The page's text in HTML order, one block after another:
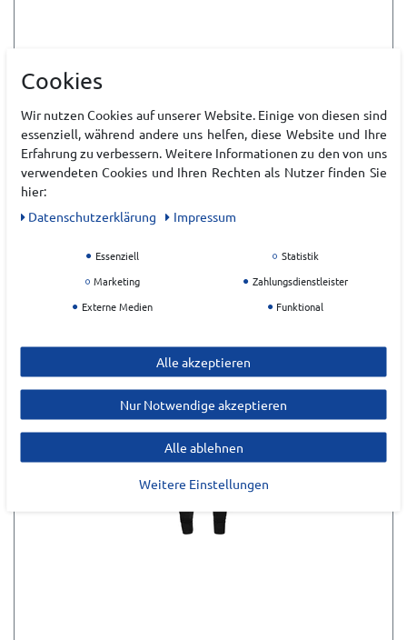
ODLO BL TOP CREW NECK L/S ACTIVE X- HERREN
UVP 69,95 €
56,99 €*
ANDERE KUNDEN KAUFEN AUCH ....
Cookies
Wir nutzen Cookies auf unserer Website. Einige von diesen sind
essenziell, während andere uns helfen, diese Website und Ihre
Erfahrung zu verbessern. Weitere Informationen zu den von uns
verwendeten Cookies und Ihren Rechten als Nutzer finden Sie
hier:
Daten­schutz­erklärung
Impressum
Essenziell
Statistik
Marketing
Zahlungsdienstleister
Externe Medien
Funktional
Alle akzeptieren
Nur Notwendige akzeptieren
Alle ablehnen
Weitere Einstellungen